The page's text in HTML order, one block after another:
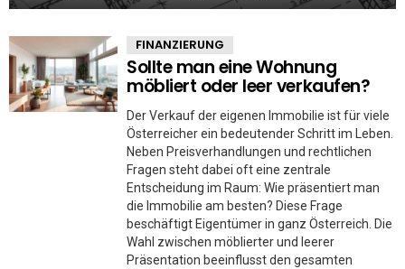
FINANZIERUNG
Sollte man eine Wohnung
möbliert oder leer verkaufen?
Der Verkauf der eigenen Immobilie ist für viele
Österreicher ein bedeutender Schritt im Leben.
Neben Preisverhandlungen und rechtlichen
Fragen steht dabei oft eine zentrale
Entscheidung im Raum: Wie präsentiert man
die Immobilie am besten? Diese Frage
beschäftigt Eigentümer in ganz Österreich. Die
Wahl zwischen möblierter und leerer
Präsentation beeinflusst den gesamten